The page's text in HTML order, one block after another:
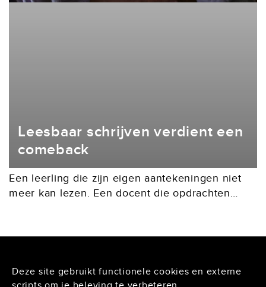
Deze site gebruikt functionele cookies en externe
Leesbaar schrijven verdient een
comeback
Een leerling die zijn eigen aantekeningen niet
meer kan lezen. Een docent die opdrachten
hebben met formuleren en...
De Lairessestraat 125